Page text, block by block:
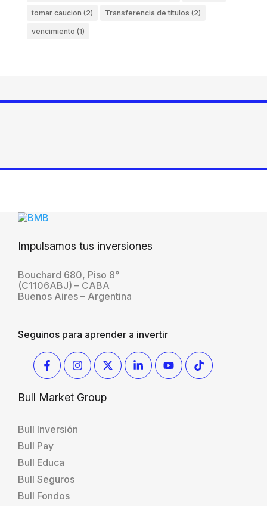
tomar caucion (2) Transferencia de títulos (2)
vencimiento (1)
Impulsamos tus inversiones
Bouchard 680, Piso 8°
(C1106ABJ) – CABA
Buenos Aires – Argentina
Seguinos para aprender a invertir
Bull Market Group
Bull Inversión
Bull Pay
Bull Educa
Bull Seguros
Bull Fondos